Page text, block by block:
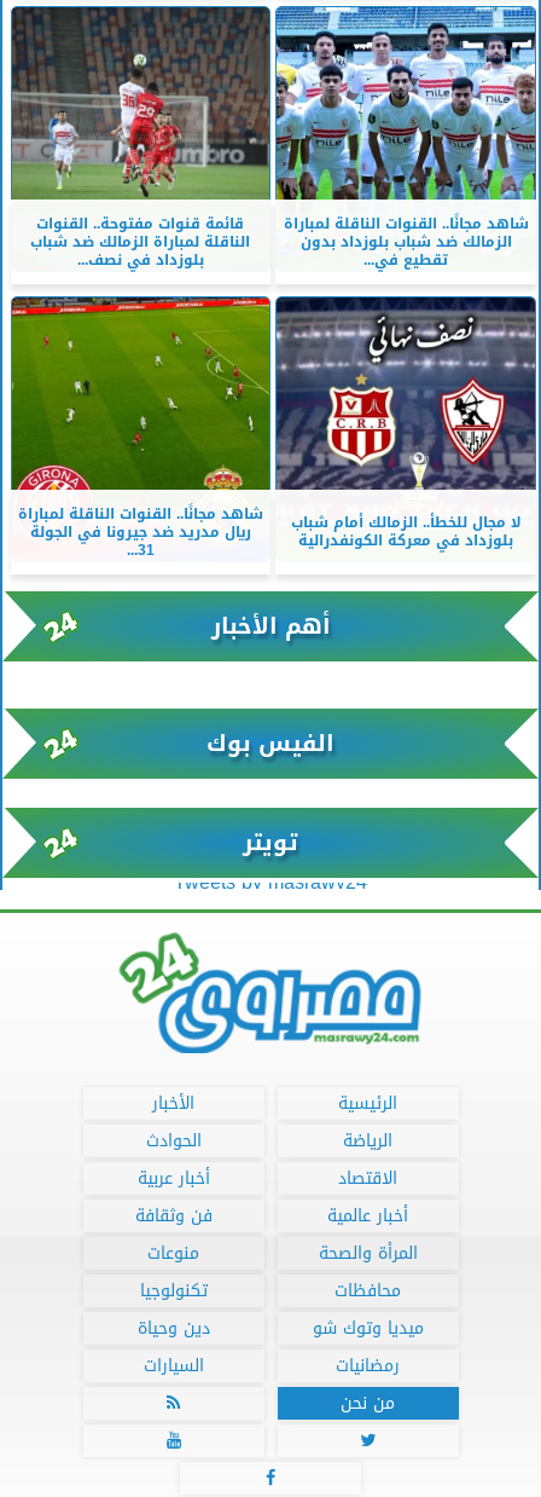
شاهد مجانًا.. القنوات الناقلة لمباراة
الزمالك ضد شباب بلوزداد بدون
تقطيع في...
قائمة قنوات مفتوحة.. القنوات
الناقلة لمباراة الزمالك ضد شباب
بلوزداد في نصف...
لا مجال للخطأ.. الزمالك أمام شباب
بلوزداد في معركة الكونفدرالية
شاهد مجانًا.. القنوات الناقلة لمباراة
ريال مدريد ضد جيرونا في الجولة
31...
أهم الأخبار
الفيس بوك
تويتر
Tweets by masrawy24
الرئيسية
الأخبار
الرياضة
الحوادث
الاقتصاد
أخبار عربية
أخبار عالمية
فن وثقافة
المرأة والصحة
منوعات
محافظات
تكنولوجيا
ميديا وتوك شو
دين وحياة
رمضانيات
السيارات
من نحن



